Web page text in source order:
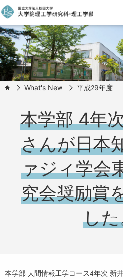
HOMEWhat's New 平成29年度
本学部 4年
さんが日本
ァジィ学会
究会奨励賞
し
本学部 人間情報工学コース4年次 新